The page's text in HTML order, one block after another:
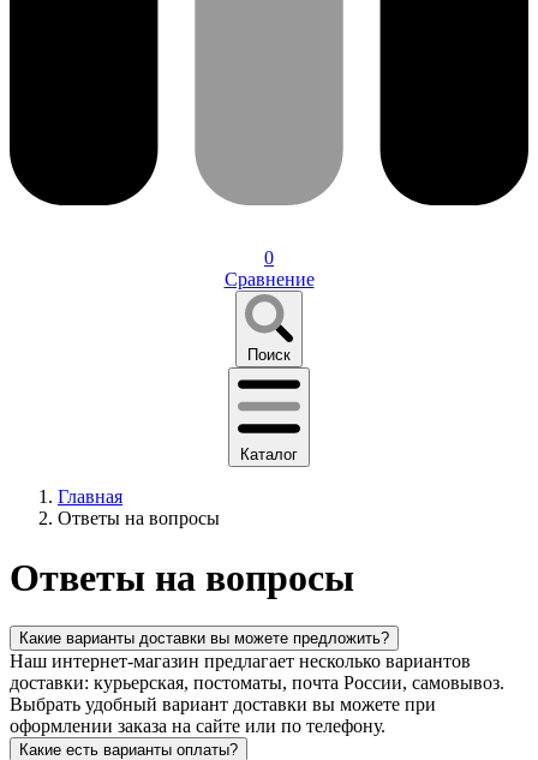
0
Сравнение
Поиск
Каталог
Главная
Ответы на вопросы
Ответы на вопросы
Какие варианты доставки вы можете предложить?
Наш интернет-магазин предлагает несколько вариантов
доставки: курьерская, постоматы, почта России, самовывоз.
Выбрать удобный вариант доставки вы можете при
оформлении заказа на сайте или по телефону.
Какие есть варианты оплаты?